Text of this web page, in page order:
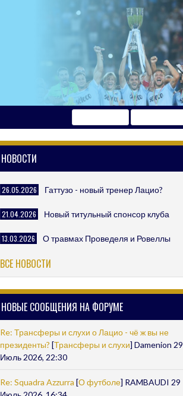
НОВОСТИ
26.05.2026 Гаттузо - новый тренер Лацио?
21.04.2026 Новый титульный спонсор клуба
13.03.2026 О травмах Проведеля и Ровеллы
ВСЕ НОВОСТИ
НОВЫЕ СООБЩЕНИЯ НА ФОРУМЕ
Re: Трансферы и слухи о Лацио - чё ж вы не
президенты? [Трансферы и слухи] Damenion 29
Июль 2026, 22:30
Re: Squadra Azzurra [О футболе] RAMBAUDI 29